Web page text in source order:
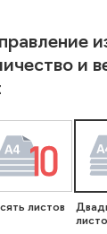
и
листов